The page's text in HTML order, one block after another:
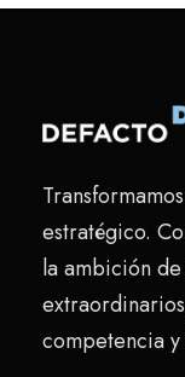
estratégico.
la ambición
competencia